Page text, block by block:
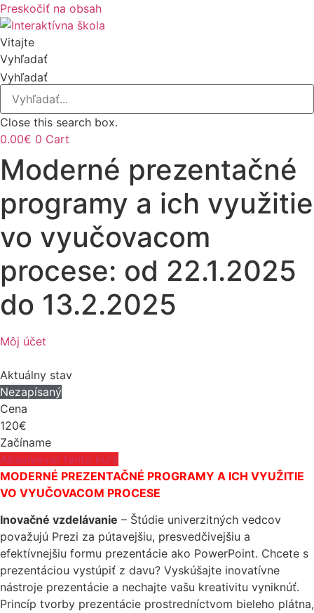
Preskočiť na obsah
Vitajte
Vyhľadať
Vyhľadať
Close this search box.
0.00€ 0 Cart
Moderné prezentačné
programy a ich využitie
vo vyučovacom
procese: od 22.1.2025
do 13.2.2025
Môj účet
Aktuálny stav
Nezapísaný
Cena
120€
Začíname
Absolvovať tento kurz
MODERNÉ PREZENTAČNÉ PROGRAMY A ICH VYUŽITIE
VO VYUČOVACOM PROCESE
Inovačné vzdelávanie – Štúdie univerzitných vedcov
považujú Prezi za pútavejšiu, presvedčivejšiu a
efektívnejšiu formu prezentácie ako PowerPoint. Chcete s
prezentáciou vystúpiť z davu? Vyskúšajte inovatívne
nástroje prezentácie a nechajte vašu kreativitu vyniknúť.
Princíp tvorby prezentácie prostredníctvom bieleho plátna,